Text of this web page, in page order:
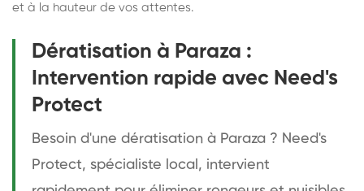
et à la hauteur de vos attentes.
Dératisation à Paraza :
Intervention rapide avec Need's
Protect
Besoin d'une dératisation à Paraza ? Need's
Protect, spécialiste local, intervient